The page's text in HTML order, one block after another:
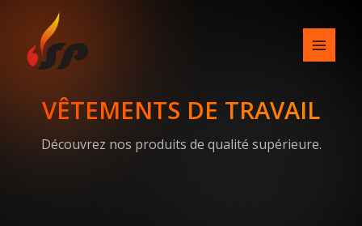
content
VÊTEMENTS DE TRAVAIL
Découvrez nos produits de qualité supérieure.